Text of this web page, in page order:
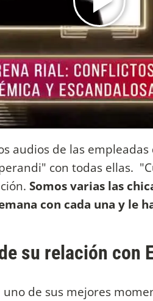
audios de las
con todas ellas.
Somos varias las
con cada una y le
su relación con
de sus mejores